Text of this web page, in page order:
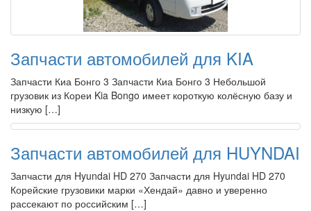
Запчасти автомобилей для KIA
Запчасти Киа Бонго 3 Запчасти Киа Бонго 3 Небольшой
грузовик из Кореи Kia Bongo имеет короткую колёсную базу и
низкую […]
Запчасти автомобилей для HUYNDAI
Запчасти для Hyundai HD 270 Запчасти для Hyundai HD 270
Корейские грузовики марки «Хендай» давно и уверенно
рассекают по российским […]